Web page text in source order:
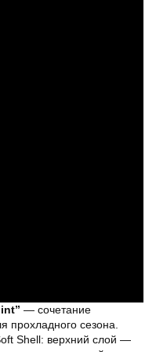
— сочетание
прохладного сезона.
Shell: верхний слой —